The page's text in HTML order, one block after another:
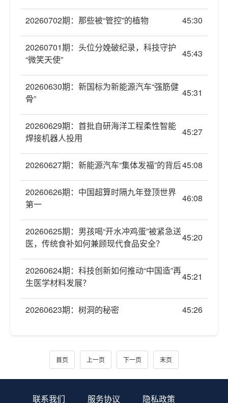
20260702期：那些被“管控”的植物 45:30
20260701期：头位分娩破纪录，科技守护
“微笑天使”
45:43
20260630期：新国标为新能源汽车“强筋健
骨”
45:31
20260629期：首批自研海洋工程柔性智能
焊接机器人投用
45:27
20260627期：新能源汽车“集体发福”的背后45:08
20260626期：中国超算时隔九年登顶世界
第一
46:08
20260625期：男孩喝“开水冲鸡蛋”被紧急送
医，传统食补如何兼顾现代食品安全？
45:20
20260624期：科技创新如何推动“中国造”再
生医学材料发展？
45:21
20260623期：树洞的秘密 45:26
首页 上一页 下一页 末页
联系我们 服务协议 隐私政策